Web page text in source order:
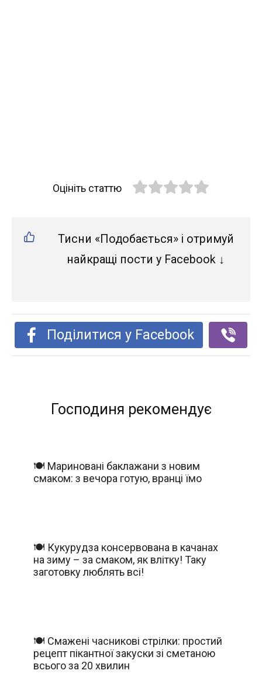
Оцініть статтю
Тисни «Подобається» і отримуй
найкращі пости у Facebook ↓
Поділитися у Facebook
Господиня рекомендує
🍽️ Мариновані баклажани з новим
смаком: з вечора готую, вранці їмо
🍽️ Кукурудза консервована в качанах
на зиму – за смаком, як влітку! Таку
заготовку люблять всі!
🍽️ Смажені часникові стрілки: простий
рецепт пікантної закуски зі сметаною
всього за 20 хвилин